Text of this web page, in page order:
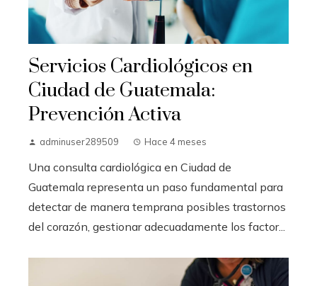
Servicios Cardiológicos en
Ciudad de Guatemala:
Prevención Activa
adminuser289509 Hace 4 meses
Una consulta cardiológica en Ciudad de
Guatemala representa un paso fundamental para
detectar de manera temprana posibles trastornos
del corazón, gestionar adecuadamente los factor...